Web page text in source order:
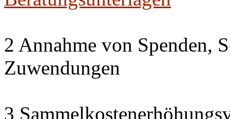
2 Annahme von Spenden,
Zuwendungen
3